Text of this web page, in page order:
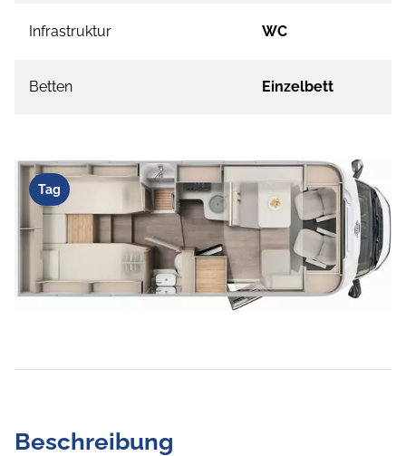
Infrastruktur WC
Betten Einzelbett
Tag
Beschreibung